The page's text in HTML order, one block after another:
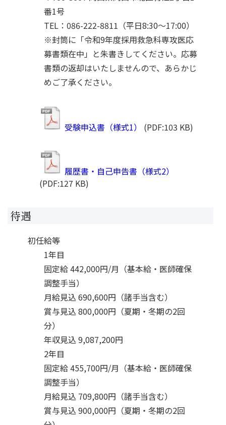
番1号
TEL：086-222-8811（平日8:30～17:00）
※封筒に「令和9年度採用救急科専攻医応
募書類在中」と朱書きしてください。応募
書類の返却はいたしませんので、あらかじ
めご了承ください。
受験申込書（様式1） (PDF:103 KB)
履歴書・自己申告書（様式2）
(PDF:127 KB)
待遇
初任給等
1年目
固定給 442,000円/月（基本給・医師確保
調整手当）
月給見込 690,600円（諸手当含む）
賞与見込 800,000円（夏期・冬期の2回
分）
年収見込 9,087,200円
2年目
固定給 455,700円/月（基本給・医師確保
調整手当）
月給見込 709,800円（諸手当含む）
賞与見込 900,000円（夏期・冬期の2回